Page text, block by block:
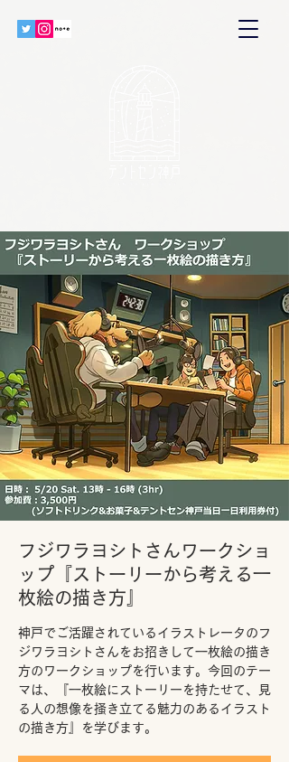
フジワラヨシトさんワークショ
ップ『ストーリーから考える一
枚絵の描き方』
神戸でご活躍されているイラストレータのフ
ジワラヨシトさんをお招きして一枚絵の描き
方のワークショップを行います。今回のテー
マは、『一枚絵にストーリーを持たせて、見
る人の想像を掻き立てる魅力のあるイラスト
の描き方』を学びます。